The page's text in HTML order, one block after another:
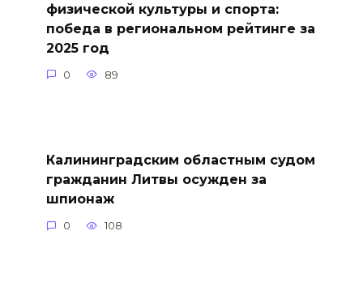
физической культуры и спорта:
победа в региональном рейтинге за
2025 год
0 89
Калининградским областным судом
гражданин Литвы осужден за
шпионаж
0 108